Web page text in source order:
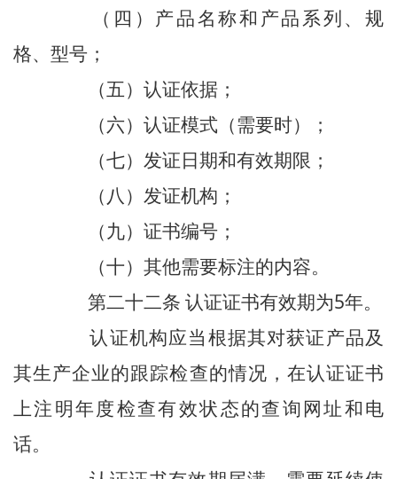
（四）产品名称和产品系列、规
格、型号；
（五）认证依据；
（六）认证模式（需要时）；
（七）发证日期和有效期限；
（八）发证机构；
（九）证书编号；
（十）其他需要标注的内容。
第二十二条 认证证书有效期为5年。
认证机构应当根据其对获证产品及
其生产企业的跟踪检查的情况，在认证证书
上注明年度检查有效状态的查询网址和电
话。